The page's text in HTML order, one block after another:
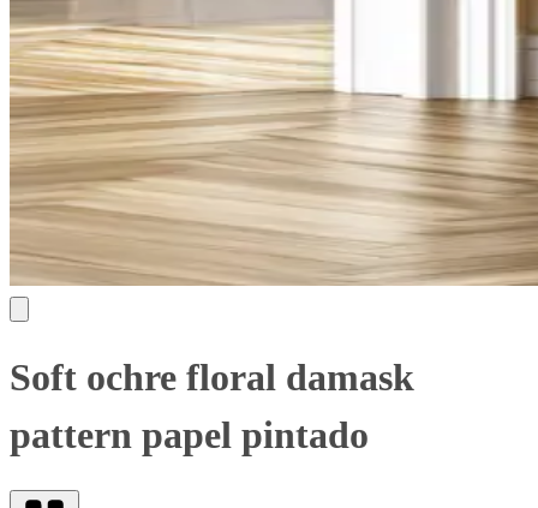
Soft ochre floral damask
pattern papel pintado